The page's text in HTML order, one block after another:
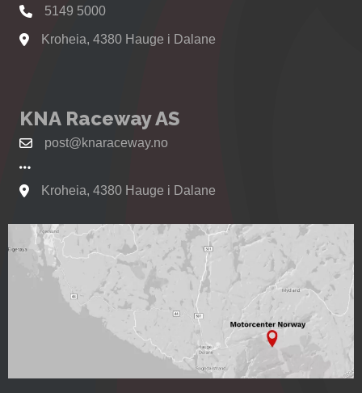
5149 5000
Se kart til Motorcenter Norway i Sokndal
Kroheia, 4380 Hauge i Dalane
KNA Raceway AS
post@knaraceway.no
Se kart til Motorcenter Norway i Sokndal
Kroheia, 4380 Hauge i Dalane